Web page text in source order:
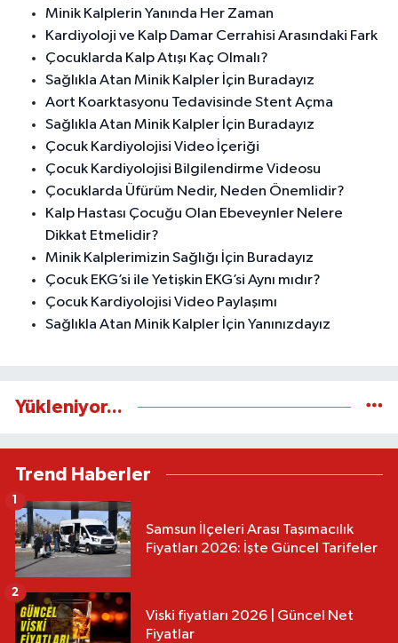
Minik Kalplerin Yanında Her Zaman
Kardiyoloji ve Kalp Damar Cerrahisi Arasındaki Fark
Çocuklarda Kalp Atışı Kaç Olmalı?
Sağlıkla Atan Minik Kalpler İçin Buradayız
Aort Koarktasyonu Tedavisinde Stent Açma
Sağlıkla Atan Minik Kalpler İçin Buradayız
Çocuk Kardiyolojisi Video İçeriği
Çocuk Kardiyolojisi Bilgilendirme Videosu
Çocuklarda Üfürüm Nedir, Neden Önemlidir?
Kalp Hastası Çocuğu Olan Ebeveynler Nelere
Dikkat Etmelidir?
Minik Kalplerimizin Sağlığı İçin Buradayız
Çocuk EKG’si ile Yetişkin EKG’si Aynı mıdır?
Çocuk Kardiyolojisi Video Paylaşımı
Sağlıkla Atan Minik Kalpler İçin Yanınızdayız
Yükleniyor...
Trend Haberler
Samsun İlçeleri Arası Taşımacılık
Fiyatları 2026: İşte Güncel Tarifeler
1
Viski fiyatları 2026 | Güncel Net
Fiyatlar
2